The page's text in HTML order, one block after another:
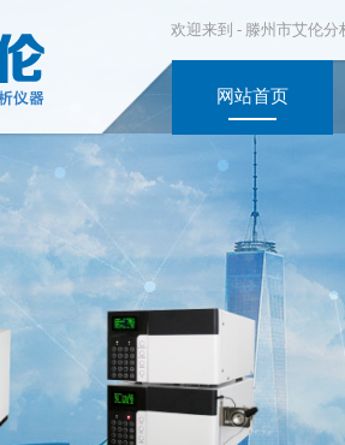
欢迎来到 - 滕州市艾伦分
网站首页